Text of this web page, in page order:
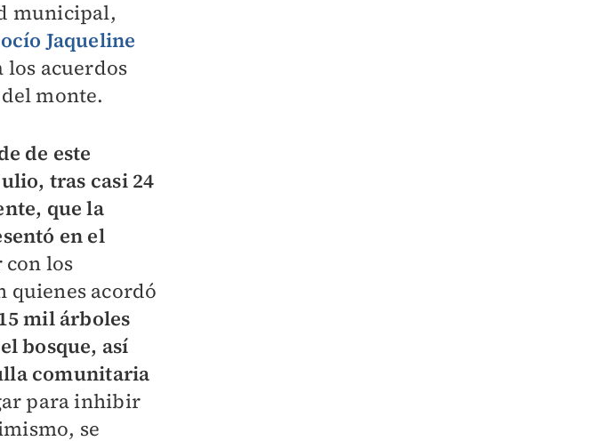
municipal,
Jaqueline
acuerdos
monte.
de este
tras casi 24
que la
en el
los
quienes acordó
mil árboles
bosque, así
comunitaria
para inhibir
se